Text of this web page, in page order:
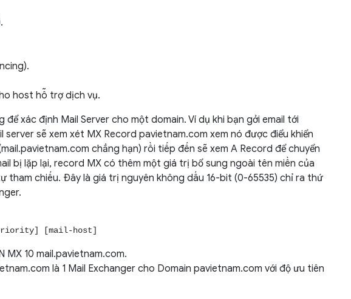
host hỗ trợ dịch vụ.
để xác định Mail Server cho một domain. Ví dụ khi bạn gởi email tới
server sẽ xem xét MX Record pavietnam.com xem nó được điểu khiển
chẳng hạn) rồi tiếp đến sẽ xem A Record để chuyển
bị lặp lại, record MX có thêm một giá trị bổ sung ngoài tên miền của
tham chiếu. Đây là giá trị nguyên không dấu 16-bit (0-65535) chỉ ra thứ
[priority] [mail-host]
MX 10 mail.pavietnam.com.
là 1 Mail Exchanger cho Domain pavietnam.com với độ ưu tiên